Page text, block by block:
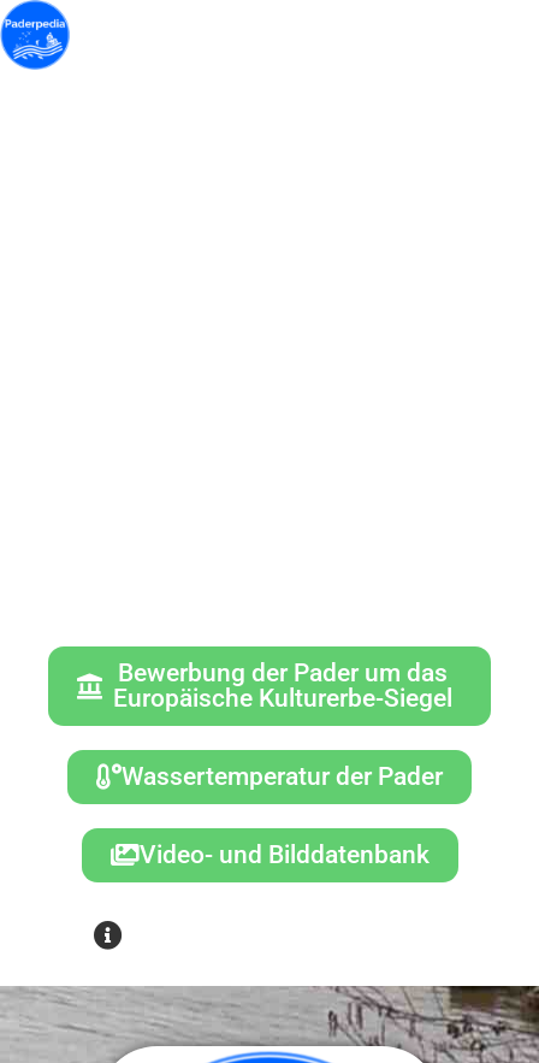
Bewerbung der Pader um das
Europäische Kulturerbe-Siegel
Wassertemperatur der Pader
Video- und Bilddatenbank